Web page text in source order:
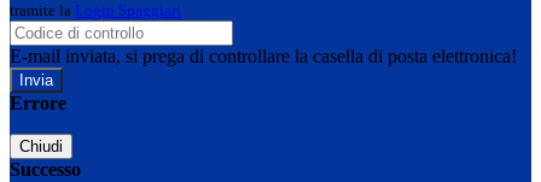
tramite la Login Spaggiari
E-mail inviata, si prega di controllare la casella di posta elettronica!
Errore
Chiudi
Successo